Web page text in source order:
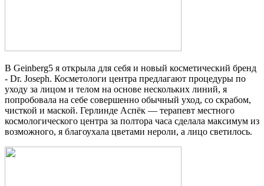
В Geinberg5 я открыла для себя и новый косметический бренд
- Dr. Joseph. Косметологи центра предлагают процедуры по
уходу за лицом и телом на основе нескольких линий, я
попробовала на себе совершенно обычный уход, со скрабом,
чисткой и маской. Герлинде Аспёк — терапевт местного
космологического центра за полтора часа сделала максимум из
возможного, я благоухала цветами нероли, а лицо светилось.